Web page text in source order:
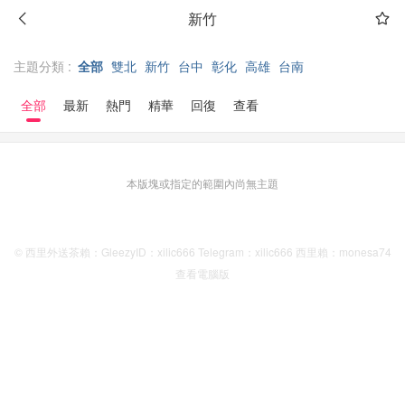
新竹
主題分類 : 全部 雙北 新竹 台中 彰化 高雄 台南
全部 最新 熱門 精華 回復 查看
本版塊或指定的範圍內尚無主題
© 西里外送茶賴：GleezyID：xilic666 Telegram：xilic666 西里賴：monesa74
查看電腦版